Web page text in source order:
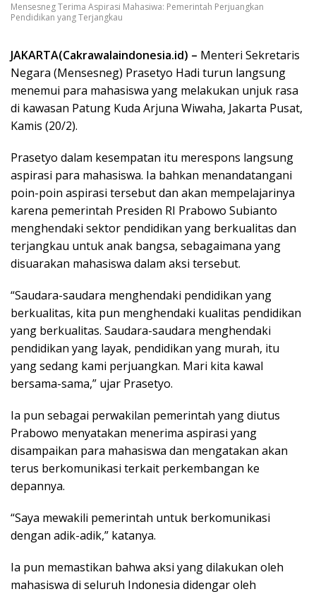
Mensesneg Terima Aspirasi Mahasiwa: Pemerintah Perjuangkan
Pendidikan yang Terjangkau
JAKARTA(Cakrawalaindonesia.id) – Menteri Sekretaris
Negara (Mensesneg) Prasetyo Hadi turun langsung
menemui para mahasiswa yang melakukan unjuk rasa
di kawasan Patung Kuda Arjuna Wiwaha, Jakarta Pusat,
Kamis (20/2).
Prasetyo dalam kesempatan itu merespons langsung
aspirasi para mahasiswa. Ia bahkan menandatangani
poin-poin aspirasi tersebut dan akan mempelajarinya
karena pemerintah Presiden RI Prabowo Subianto
menghendaki sektor pendidikan yang berkualitas dan
terjangkau untuk anak bangsa, sebagaimana yang
disuarakan mahasiswa dalam aksi tersebut.
“Saudara-saudara menghendaki pendidikan yang
berkualitas, kita pun menghendaki kualitas pendidikan
yang berkualitas. Saudara-saudara menghendaki
pendidikan yang layak, pendidikan yang murah, itu
yang sedang kami perjuangkan. Mari kita kawal
bersama-sama,” ujar Prasetyo.
Ia pun sebagai perwakilan pemerintah yang diutus
Prabowo menyatakan menerima aspirasi yang
disampaikan para mahasiswa dan mengatakan akan
terus berkomunikasi terkait perkembangan ke
depannya.
“Saya mewakili pemerintah untuk berkomunikasi
dengan adik-adik,” katanya.
Ia pun memastikan bahwa aksi yang dilakukan oleh
mahasiswa di seluruh Indonesia didengar oleh